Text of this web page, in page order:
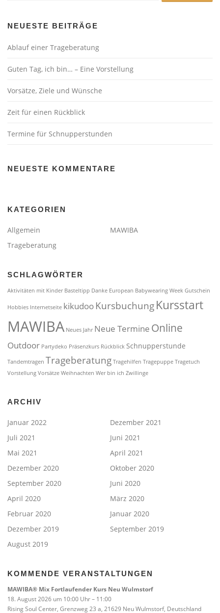
NEUESTE BEITRÄGE
Ablauf einer Trageberatung
Guten Tag, ich bin… – Eine Vorstellung
Vorsätze, Ziele und Wünsche
Zeit für einen Rückblick
Termine für Schnupperstunden
NEUESTE KOMMENTARE
KATEGORIEN
Allgemein
MAWIBA
Trageberatung
SCHLAGWÖRTER
Aktivitäten mit Kinder Basteltipp Danke European Babywearing Week Gutschein
Hobbies Internetseite kikudoo KursbuchungKursstart
MAWIBA Neues Jahr Neue Termine Online
Outdoor Partydeko Präsenzkurs Rückblick Schnupperstunde
Tandemtragen Trageberatung Tragehilfen Tragepuppe Tragetuch
Vorstellung Vorsätze Weihnachten Wer bin ich Zwillinge
ARCHIV
Januar 2022
Dezember 2021
Juli 2021
Juni 2021
Mai 2021
April 2021
Dezember 2020
Oktober 2020
September 2020
Juni 2020
April 2020
März 2020
Februar 2020
Januar 2020
Dezember 2019
September 2019
August 2019
KOMMENDE VERANSTALTUNGEN
MAWIBA® Mix Fortlaufender Kurs Neu Wulmstorf
18. August 2026 um 10:00 Uhr – 11:00
Rising Soul Center, Grenzweg 23 a, 21629 Neu Wulmstorf, Deutschland